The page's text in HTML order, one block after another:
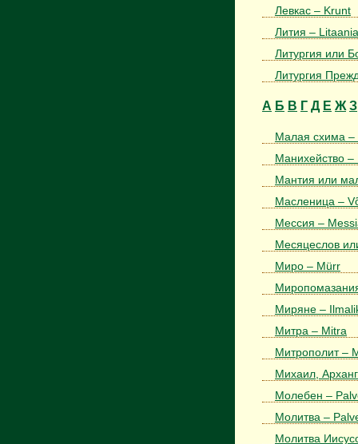
Левкас – Krunt
Лития – Litaania
Литургия или
Литургия
А Б В Г Д Е Ж З
Малая схима –
Манихейство
Мантия или
Масленица –
Мессия –
Месяцеслов
Миро – Mürr
Миряне –
Митра – Mitra
Митрополит –
Михаил,
Молебен –
Молитва –
Молитва